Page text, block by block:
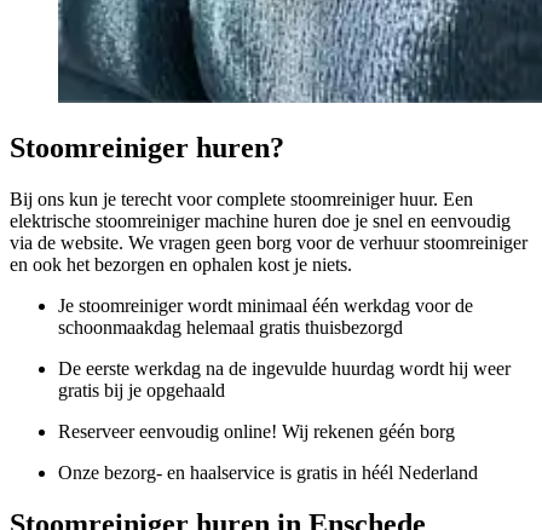
Stoomreiniger huren?
Bij ons kun je terecht voor complete stoomreiniger huur. Een
elektrische stoomreiniger machine huren doe je snel en eenvoudig
via de website. We vragen geen borg voor de verhuur stoomreiniger
en ook het bezorgen en ophalen kost je niets.
Je stoomreiniger wordt minimaal één werkdag voor de
schoonmaakdag helemaal gratis thuisbezorgd
De eerste werkdag na de ingevulde huurdag wordt hij weer
gratis bij je opgehaald
Reserveer eenvoudig online! Wij rekenen géén borg
Onze bezorg- en haalservice is gratis in héél Nederland
Stoomreiniger huren in Enschede